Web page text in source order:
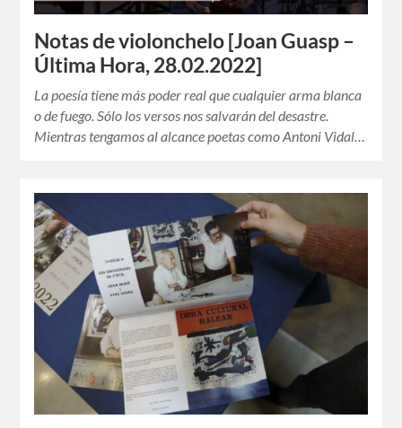
Notas de violonchelo [Joan Guasp –
Última Hora, 28.02.2022]
La poesía tiene más poder real que cualquier arma blanca
o de fuego. Sólo los versos nos salvarán del desastre.
Mientras tengamos al alcance poetas como Antoni Vidal…